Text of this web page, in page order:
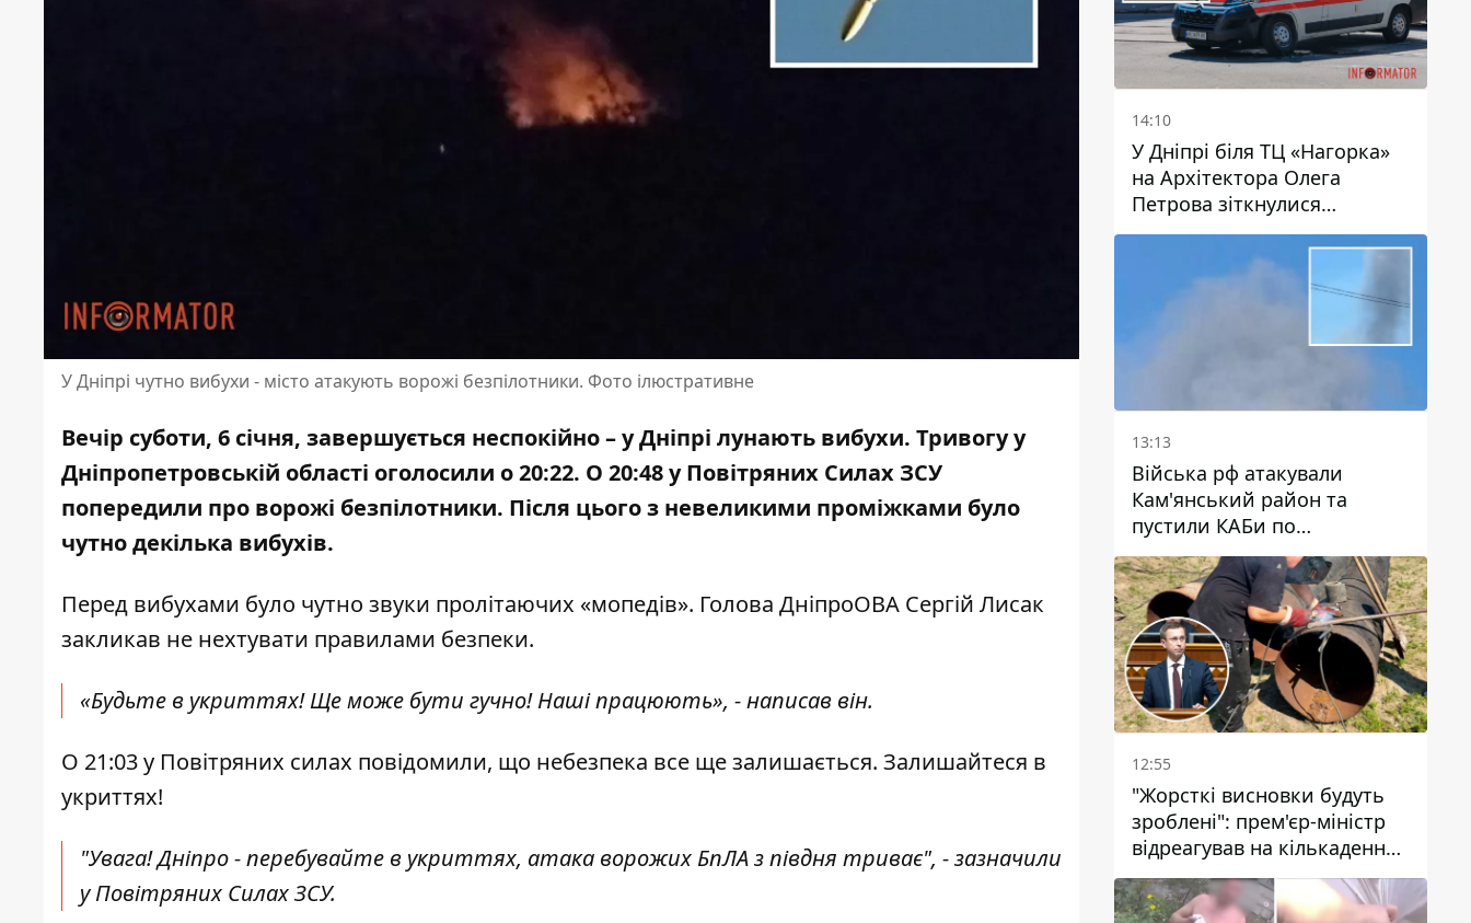
У Дніпрі чутно вибухи - місто атакують ворожі безпілотники. Фото ілюстративне
Вечір суботи, 6 січня, завершується неспокійно – у Дніпрі лунають вибухи. Тривогу у
Дніпропетровській області оголосили о 20:22. О 20:48 у Повітряних Силах ЗСУ
попередили про ворожі безпілотники. Після цього з невеликими проміжками було
чутно декілька вибухів.
Перед вибухами було чутно звуки пролітаючих «мопедів». Голова ДніпроОВА Сергій Лисак
закликав не нехтувати правилами безпеки.
«Будьте в укриттях! Ще може бути гучно! Наші працюють», - написав він.
О 21:03у Повітряних силах повідомили, що небезпека все ще залишається. Залишайтеся в
укриттях!
"Увага! Дніпро - перебувайте в укриттях, атака ворожих БпЛА з півдня триває", - зазначили
у Повітряних Силах ЗСУ.
14:10
У Дніпрі біля ТЦ «Нагорка»
на Архітектора Олега
Петрова зіткнулися
«швидка» та Toyota: трамваї
№5 затримуються
13:13
Війська рф атакували
Кам'янський район та
пустили КАБи по
Павлограду: постраждав
чоловік, в небо здіймається
стовп диму
12:55
"Жорсткі висновки будуть
зроблені": прем'єр-міністр
відреагував на кількаденну
відсутність води у Марганці